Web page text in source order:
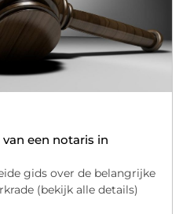
een notaris in
gids over de belangrijke
(bekijk alle details)